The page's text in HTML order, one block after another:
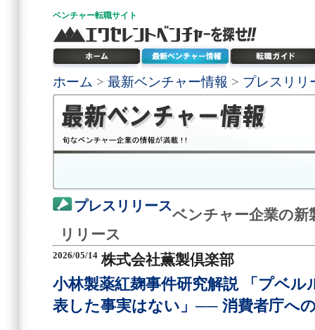
ベンチャー転職サイト
ホーム > 最新ベンチャー情報 > プレスリリ
プレスリリース
ベンチャー企業の新
リリース
2026/05/14 株式会社薫製倶楽部
小林製薬紅麹事件研究解説 「プベル
表した事実はない」── 消費者庁へ